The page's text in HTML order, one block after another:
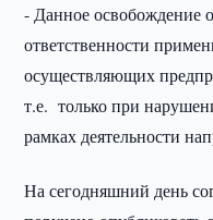
- Данное освобождение
ответственности
осуществляющих
т.е. только при
рамках деятельности
На сегодняшний день